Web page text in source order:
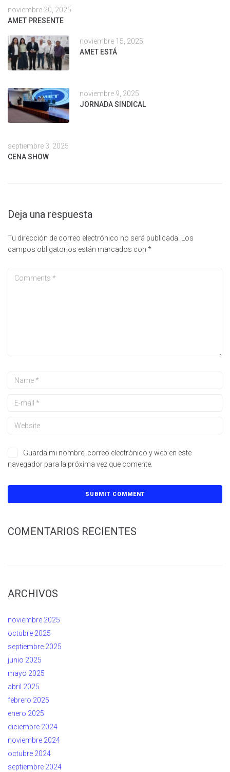
noviembre 20, 2025
AMET PRESENTE
noviembre 15, 2025
AMET ESTÁ
noviembre 9, 2025
JORNADA SINDICAL
septiembre 3, 2025
CENA SHOW
Deja una respuesta
Tu dirección de correo electrónico no será publicada.
Los
campos obligatorios están marcados con *
Guarda mi nombre, correo electrónico y web en este
navegador para la próxima vez que comente.
COMENTARIOS RECIENTES
ARCHIVOS
noviembre 2025
octubre 2025
septiembre 2025
junio 2025
mayo 2025
abril 2025
febrero 2025
enero 2025
diciembre 2024
noviembre 2024
octubre 2024
septiembre 2024